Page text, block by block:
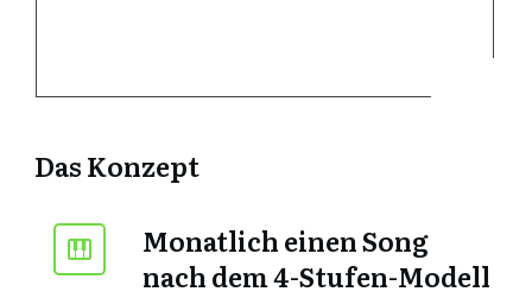
Das Konzept
Monatlich einen Song
nach dem 4-Stufen-Modell